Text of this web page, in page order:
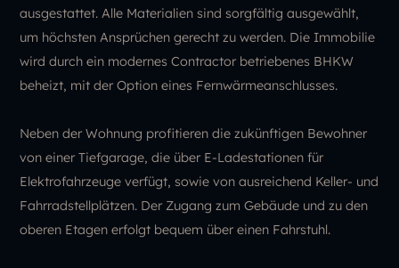
ausgestattet. Alle Materialien sind sorgfältig ausgewählt,
um höchsten Ansprüchen gerecht zu werden. Die Immobilie
wird durch ein modernes Contractor betriebenes BHKW
beheizt, mit der Option eines Fernwärmeanschlusses.
Neben der Wohnung profitieren die zukünftigen Bewohner
von einer Tiefgarage, die über E-Ladestationen für
Elektrofahrzeuge verfügt, sowie von ausreichend Keller- und
Fahrradstellplätzen. Der Zugang zum Gebäude und zu den
oberen Etagen erfolgt bequem über einen Fahrstuhl.